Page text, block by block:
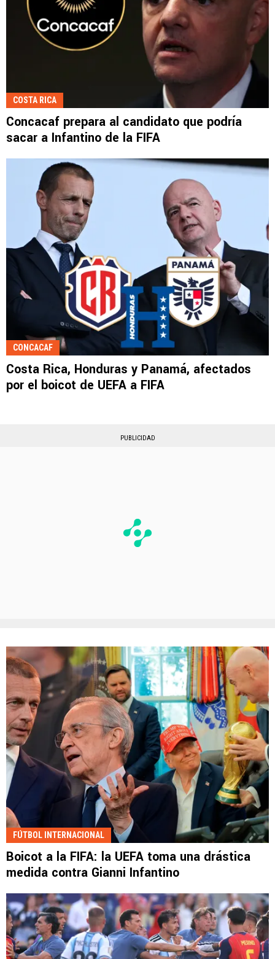
COSTA RICA
Concacaf prepara al candidato que podría
sacar a Infantino de la FIFA
CONCACAF
Costa Rica, Honduras y Panamá, afectados
por el boicot de UEFA a FIFA
PUBLICIDAD
FÚTBOL INTERNACIONAL
Boicot a la FIFA: la UEFA toma una drástica
medida contra Gianni Infantino